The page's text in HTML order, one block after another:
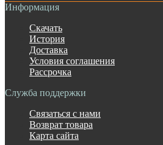
Информация
Скачать
История
Доставка
Условия соглашения
Рассрочка
Служба поддержки
Связаться с нами
Возврат товара
Карта сайта